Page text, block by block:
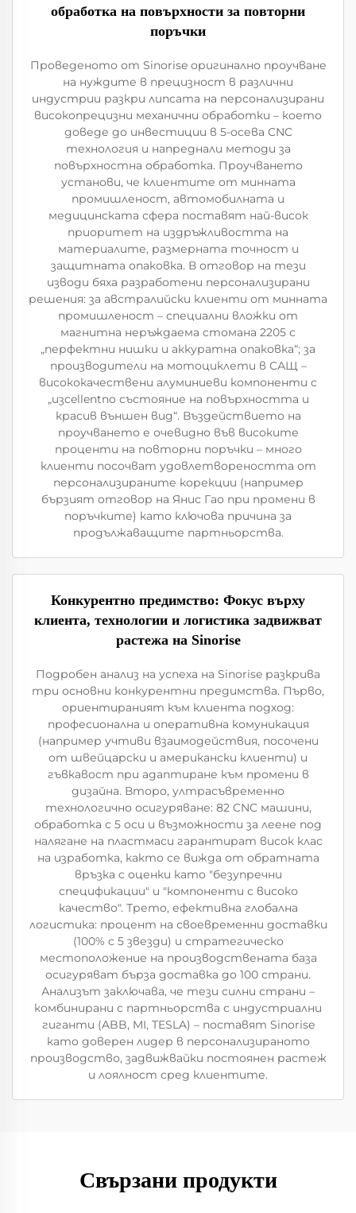
обработка на повърхности за повторни
поръчки
Проведеното от Sinorise оригинално проучване
на нуждите в прецизност в различни
индустрии разкри липсата на персонализирани
високопрецизни механични обработки – което
доведе до инвестиции в 5-осева CNC
технология и напреднали методи за
повърхностна обработка. Проучването
установи, че клиентите от минната
промишленост, автомобилната и
медицинската сфера поставят най-висок
приоритет на издръжливостта на
материалите, размерната точност и
защитната опаковка. В отговор на тези
изводи бяха разработени персонализирани
решения: за австралийски клиенти от минната
промишленост – специални вложки от
магнитна неръждаема стомана 2205 с
„перфектни нишки и аккуратна опаковка“; за
производители на мотоциклети в САЩ –
висококачествени алуминиеви компоненти с
„изcellentno състояние на повърхността и
красив външен вид“. Въздействието на
проучването е очевидно във високите
проценти на повторни поръчки – много
клиенти посочват удовлетвореността от
персонализираните корекции (например
бързият отговор на Янис Гао при промени в
поръчките) като ключова причина за
продължаващите партньорства.
Конкурентно предимство: Фокус върху
клиента, технологии и логистика задвижват
растежа на Sinorise
Подробен анализ на успеха на Sinorise разкрива
три основни конкурентни предимства. Първо,
ориентираният към клиента подход:
професионална и оперативна комуникация
(например учтиви взаимодействия, посочени
от швейцарски и американски клиенти) и
гъвкавост при адаптиране към промени в
дизайна. Второ, ултрасъвременно
технологично осигуряване: 82 CNC машини,
обработка с 5 оси и възможности за леене под
налягане на пластмаси гарантират висок клас
на изработка, както се вижда от обратната
връзка с оценки като "безупречни
спецификации" и "компоненти с високо
качество". Трето, ефективна глобална
логистика: процент на своевременни доставки
(100% с 5 звезди) и стратегическо
местоположение на производствената база
осигуряват бърза доставка до 100 страни.
Анализът заключава, че тези силни страни –
комбинирани с партньорства с индустриални
гиганти (ABB, MI, TESLA) – поставят Sinorise
като доверен лидер в персонализираното
производство, задвижвайки постоянен растеж
и лоялност сред клиентите.
Свързани продукти